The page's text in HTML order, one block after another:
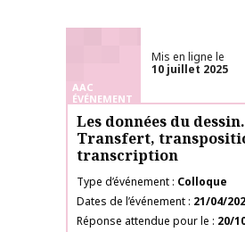
AAC
ÉVÉNEMENT
Mis en ligne le
10 juillet 2025
Les données du dessin.
Transfert,
transcription
Type d’événement Colloque
Dates de l’événement 21/04/
Réponse attendue pour le
20/